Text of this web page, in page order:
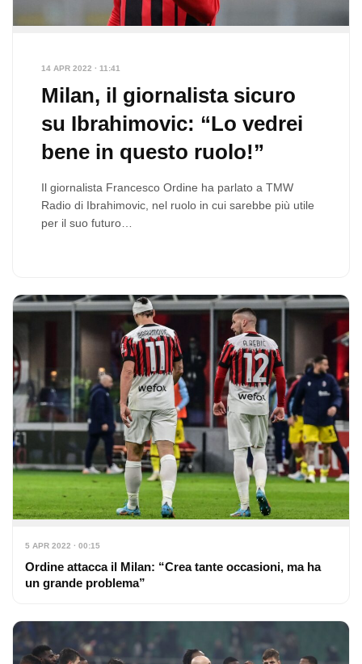
14 APR 2022 · 11:41
Milan, il giornalista sicuro
su Ibrahimovic: “Lo vedrei
bene in questo ruolo!”
Il giornalista Francesco Ordine ha parlato a TMW
Radio di Ibrahimovic, nel ruolo in cui sarebbe più utile
per il suo futuro…
5 APR 2022 · 00:15
Ordine attacca il Milan: “Crea tante occasioni, ma ha
un grande problema”